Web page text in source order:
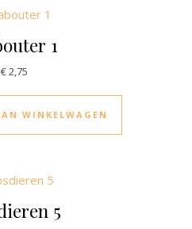
1
€2,75
WINKELWAGEN
5